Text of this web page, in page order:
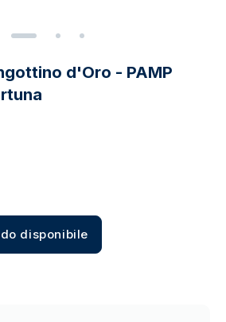
d'Oro - PAMP
disponibile